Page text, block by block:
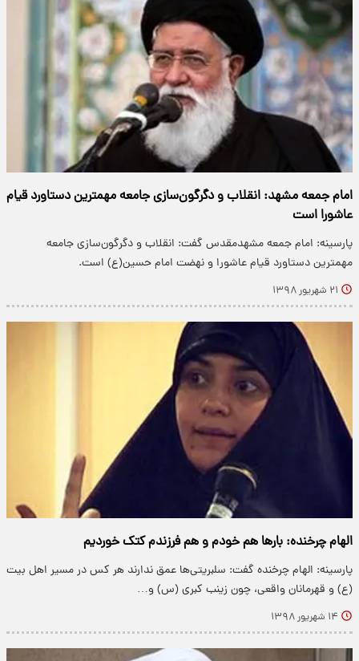
امام جمعه مشهد: انقلاب و دگرگون‌سازی جامعه مهمترین دستاورد قیام
عاشورا است
پارسینه: امام جمعه مشهدمقدس گفت: انقلاب و دگرگون‌سازی جامعه
مهمترین دستاورد قیام عاشورا و نهضت امام حسین(ع) است.
۲۱ شهریور ۱۳۹۸
الهام چرخنده: بار‌ها هم خودم و هم فرزندم کتک خوردیم
پارسینه: الهام چرخنده گفت: سلبریتی‌ها عمق ندارند هر کس در مسیر اهل بیت
(ع) و قهرمانان واقعی، چون زینب کبری (س) و…
۱۴ شهریور ۱۳۹۸